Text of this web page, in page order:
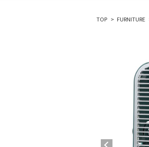
TOP > FURNITURE